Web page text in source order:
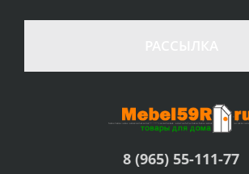
8 (965) 55-111-77